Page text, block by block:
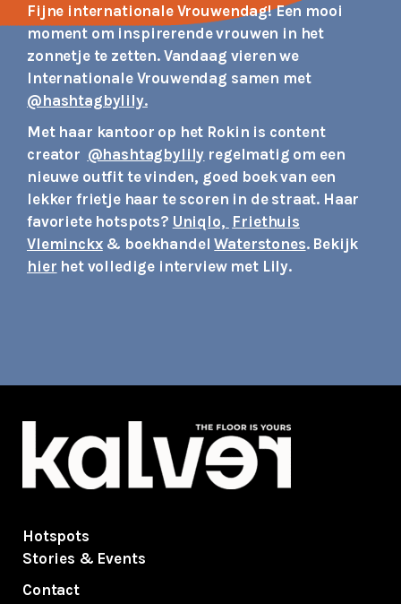
Fijne internationale Vrouwendag!Een mooi
moment om inspirerende vrouwen in het
zonnetje te zetten. Vandaag vieren we
Internationale Vrouwendag samen met
@hashtagbylily.
Met haar kantoor op het Rokin is content
creator @hashtagbylily regelmatig om een ​​
nieuwe outfit te vinden, goed boek van een
lekker frietje haar te scoren in de straat. Haar
favoriete hotspots? Uniqlo, Friethuis
Vleminckx& boekhandelWaterstones. Bekijk
hier het volledige interview met Lily.
Hotspots
Stories & Events
Contact